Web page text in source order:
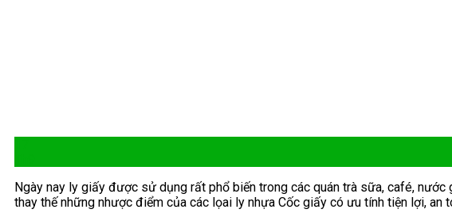
Ngày nay ly giấy được sử dụng rất phổ biến trong các quán trà sữa, café,
thay thế những nhược điểm của các lọai ly nhựa Cốc giấy có ưu tính tiện lợi, an